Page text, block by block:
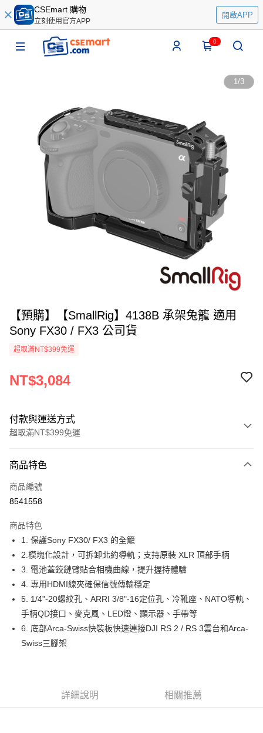
CSEmart 購物
立刻使用官方APP
開啟APP
0
1/3
【預購】【SmallRig】4138B 承架兔籠 適用
Sony FX30 / FX3 公司貨
超取滿NT$399免運
NT$3,084
付款與運送方式
超取滿NT$399免運
信用卡一次付款
信用卡分期付款
合作金庫商業銀行
華南商業銀行
上海商業儲蓄銀行
台北富邦商業銀行
國泰世華商業銀行
兆豐國際商業銀行
臺灣中小企業銀行
台中商業銀行
匯豐（台灣）商業銀行
華泰商業銀行
聯邦商業銀行
遠東國際商業銀行
元大商業銀行
永豐商業銀行
玉山商業銀行
星展（台灣）商業銀行
台新國際商業銀行
6 期 0 利率 每期
華南商業銀行
彰化商業銀行
上海商業儲蓄銀行
台北富邦商業銀行
國泰世華商業銀行
兆豐國際商業銀行
臺灣中小企業銀行
台中商業銀行
匯豐（台灣）商業銀行
華泰商業銀行
聯邦商業銀行
遠東國際商業銀行
元大商業銀行
永豐商業銀行
玉山商業銀行
12 期 0 利率 每期 NT$257
合作金庫商業銀行
第一商業銀行
上海商業儲蓄銀行
台北富邦商業銀行
國泰世華商業銀行
兆豐國際商業銀行
臺灣中小企業銀行
台中商業銀行
匯豐（台灣）商業銀行
華泰商業銀行
聯邦商業銀行
台灣樂天信用卡公司
超商取貨付款
LINE Pay
Apple Pay
街口支付
商品特色
商品編號
8541558
商品特色
1. 保護Sony FX30/ FX3 的全籠
2.模塊化設計，可拆卸北約導軌；支持原裝 XLR 頂部手柄
3. 電池蓋鉸鏈臂貼合相機曲線，提升握持體驗
4. 專用HDMI線夾確保信號傳輸穩定
5. 1/4"-20螺紋孔、ARRI 3/8"-16定位孔、冷靴座、NATO導軌、
手柄QD接口、麥克風、LED燈、顯示器、手帶等
6. 底部Arca-Swiss快裝板快速連接DJI RS 2 / RS 3雲台和Arca-
Swiss三腳架
詳細說明 相關推薦